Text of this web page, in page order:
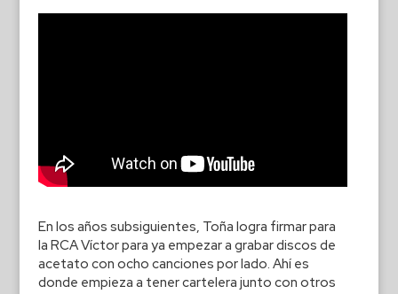
En los años subsiguientes, Toña logra firmar para
la RCA Víctor para ya empezar a grabar discos de
acetato con ocho canciones por lado. Ahí es
donde empieza a tener cartelera junto con otros